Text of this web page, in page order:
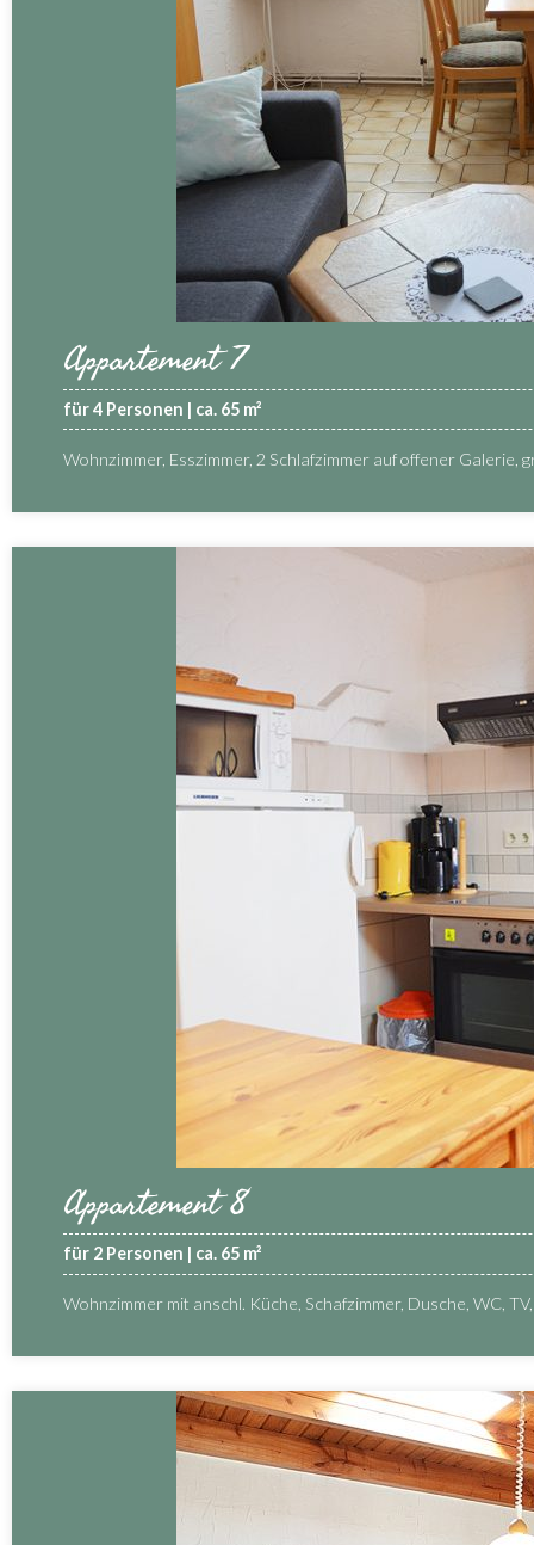
Appartement 7
für 4 Personen | ca. 65 m²
Wohnzimmer, Esszimmer, 2 Schlafzimmer auf offener Galerie,
Appartement 8
für 2 Personen | ca. 65 m²
Wohnzimmer mit anschl. Küche, Schafzimmer, Dusche, WC,